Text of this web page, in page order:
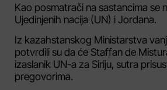
Kao posmatrači na sastancima se
Ujedinjenih nacija (UN) i Jordana.
Iz kazahstanskog Ministarstva
potvrdili su da će Staffan de
izaslanik UN-a za Siriju, sutra
pregovorima.